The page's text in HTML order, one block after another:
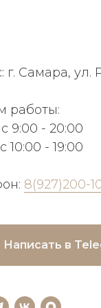
г. Самара, ул.
работы:
9:00 - 20:00
10:00 - 19:00
8(927)200-
Написать в